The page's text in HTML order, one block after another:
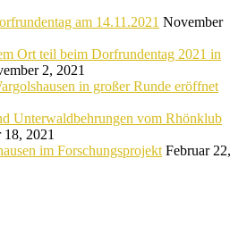
am 14.11.2021 November
Ort teil beim Dorfrundentag 2021 in
2, 2021
in großer Runde eröffnet
Unterwaldbehrungen vom Rhönklub
2021
im Forschungsprojekt Februar 22,